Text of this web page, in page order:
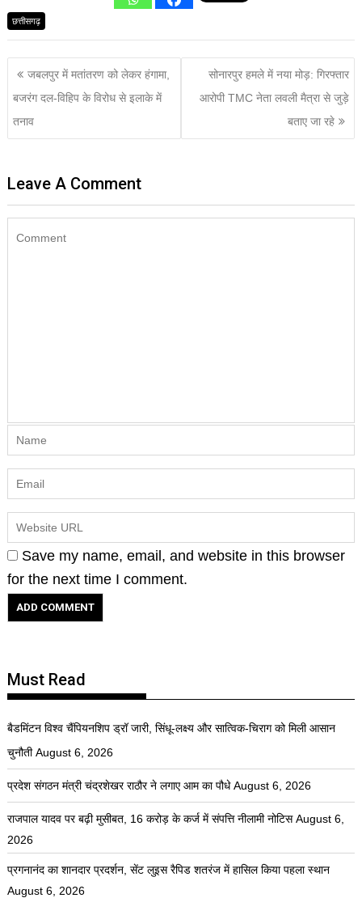
छत्तीसगढ़
जबलपुर में मतांतरण को लेकर हंगामा,
बजरंग दल-विहिप के विरोध से इलाके में
तनाव
सोनारपुर हमले में नया मोड़: गिरफ्तार
आरोपी TMC नेता लवली मैत्रा से जुड़े
बताए जा रहे
Leave A Comment
Save my name, email, and website in this browser
for the next time I comment.
Must Read
बैडमिंटन विश्व चैंपियनशिप ड्रॉ जारी, सिंधू-लक्ष्य और सात्विक-चिराग को मिली आसान
चुनौती August 6, 2026
प्रदेश संगठन मंत्री चंद्रशेखर राठौर ने लगाए आम का पौधे August 6, 2026
राजपाल यादव पर बढ़ी मुसीबत, 16 करोड़ के कर्ज में संपत्ति नीलामी नोटिस August 6,
2026
प्रगनानंद का शानदार प्रदर्शन, सेंट लुइस रैपिड शतरंज में हासिल किया पहला स्थान
August 6, 2026